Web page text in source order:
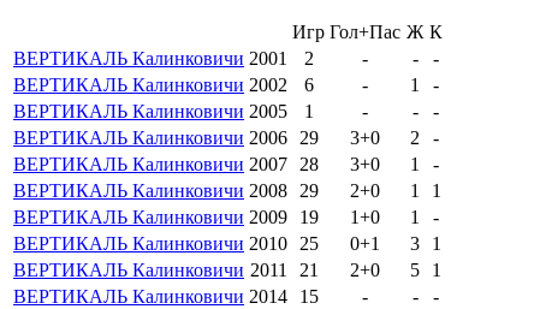
Игр Гол+Пас Ж К
ВЕРТИКАЛЬ Калинковичи 2001 2 - -
-
ВЕРТИКАЛЬ Калинковичи 2002 6 - 1
-
ВЕРТИКАЛЬ Калинковичи 2005 1 - -
-
ВЕРТИКАЛЬ Калинковичи 2006 29 3+0 2
-
ВЕРТИКАЛЬ Калинковичи 2007 28 3+0 1
-
ВЕРТИКАЛЬ Калинковичи 2008 29 2+0 1
1
ВЕРТИКАЛЬ Калинковичи 2009 19 1+0 1
-
ВЕРТИКАЛЬ Калинковичи 2010 25 0+1 3
1
ВЕРТИКАЛЬ Калинковичи 2011 21 2+0 5
1
ВЕРТИКАЛЬ Калинковичи 2014 15 - - -